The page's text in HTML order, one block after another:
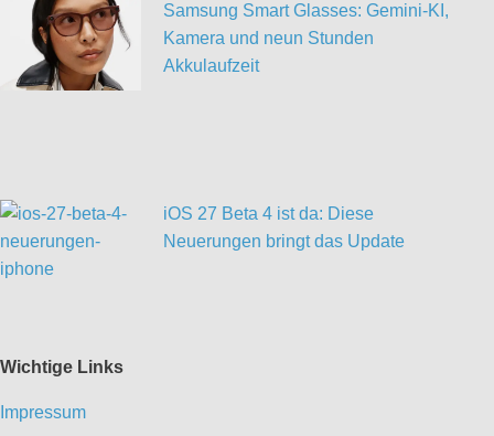
Samsung Smart Glasses: Gemini-KI,
Kamera und neun Stunden
Akkulaufzeit
iOS 27 Beta 4 ist da: Diese
Neuerungen bringt das Update
Wichtige Links
Impressum